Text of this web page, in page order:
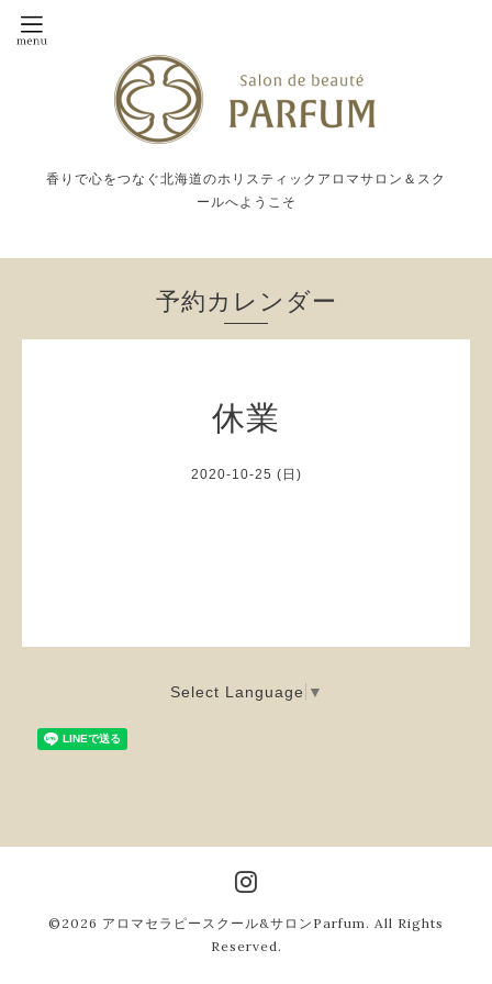
香りで心をつなぐ北海道のホリスティックアロマサロン＆スク
ールへようこそ
予約カレンダー
休業
2020-10-25 (日)
Select Language ▼
©2026 アロマセラピースクール&サロンParfum . All Rights
Reserved.